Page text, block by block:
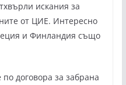
искания за
от ЦИЕ. Интересно
и Финландия също
договора за забрана